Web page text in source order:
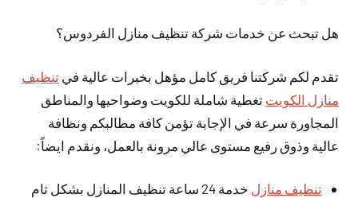
هل تبحث عن خدمات شركة تنظيف منازل الفردوس؟
تقدم لكم شركتنا فريق كامل مؤهل بخبرات عالية في تنظيف
منازل الكويت تغطية شاملة للكويت وضواحيها والمناطق
المجاورة سرعة في الإجابة تؤمن كافة مطالبكم ونظافة
عالية وذوق رفيع مستوى عالي مرونة بالعمل، ونقدم ايضاً:
تنظيف منازل
خدمة 24 ساعة تنظيف المنازل بشكل تام